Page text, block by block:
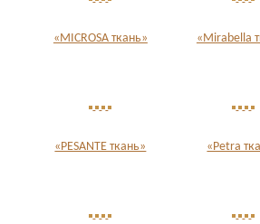
«MICROSA ткань» «Mirabella
«PESANTE ткань» «Petra